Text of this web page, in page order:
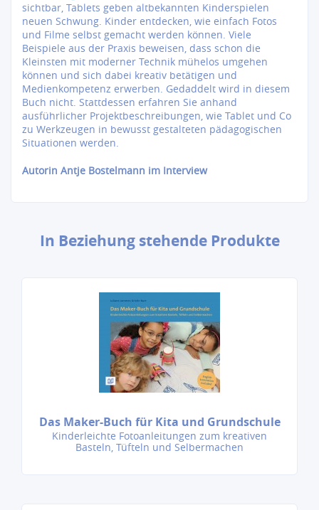
sichtbar, Tablets geben altbekannten Kinderspielen
neuen Schwung. Kinder entdecken, wie einfach Fotos
und Filme selbst gemacht werden können. Viele
Beispiele aus der Praxis beweisen, dass schon die
Kleinsten mit moderner Technik mühelos umgehen
können und sich dabei kreativ betätigen und
Medienkompetenz erwerben. Gedaddelt wird in diesem
Buch nicht. Stattdessen erfahren Sie anhand
ausführlicher Projektbeschreibungen, wie Tablet und Co
zu Werkzeugen in bewusst gestalteten pädagogischen
Situationen werden.
Autorin Antje Bostelmann im Interview
In Beziehung stehende Produkte
Das Maker-Buch für Kita und Grundschule
Kinderleichte Fotoanleitungen zum kreativen
Basteln, Tüfteln und Selbermachen